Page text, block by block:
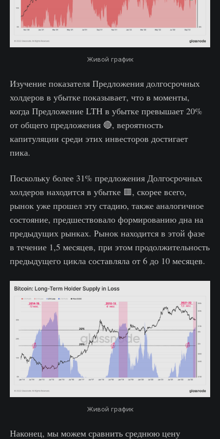
Живой график
Изучение показателя Предложения долгосрочных
холдеров в убытке показывает, что в моменты,
когда Предложение LTH в убытке превышает 20%
от общего предложения 🔴, вероятность
капитуляции среди этих инвесторов достигает
пика.
Поскольку более 31% предложения Долгосрочных
холдеров находится в убытке 🟥, скорее всего,
рынок уже прошел эту стадию, также аналогичное
состояние, предшествовало формированию дна на
предыдущих рынках. Рынок находится в этой фазе
в течение 1,5 месяцев, при этом продолжительность
предыдущего цикла составляла от 6 до 10 месяцев.
Живой график
Наконец, мы можем сравнить среднюю цену